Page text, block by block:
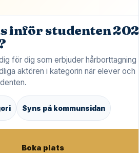
inför studenten
för dig som erbjuder hårborttagning
aktören i kategorin när elever och
Syns på kommunsidan
Boka plats